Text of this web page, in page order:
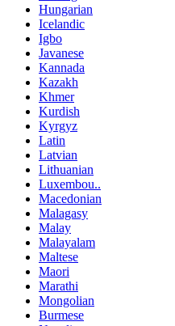
Hungarian
Icelandic
Igbo
Javanese
Kannada
Kazakh
Khmer
Kurdish
Kyrgyz
Latin
Latvian
Lithuanian
Luxembou..
Macedonian
Malagasy
Malay
Malayalam
Maltese
Maori
Marathi
Mongolian
Burmese